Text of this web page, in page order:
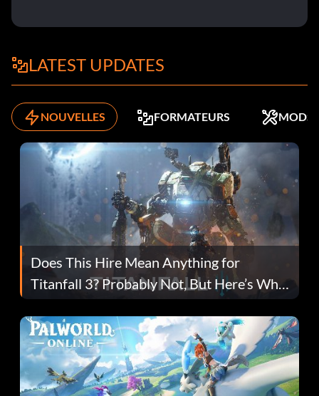
LATEST UPDATES
NOUVELLES FORMATEURS MODS
Does This Hire Mean Anything for
Titanfall 3? Probably Not, But Here’s Why
Fans Are Hopeful